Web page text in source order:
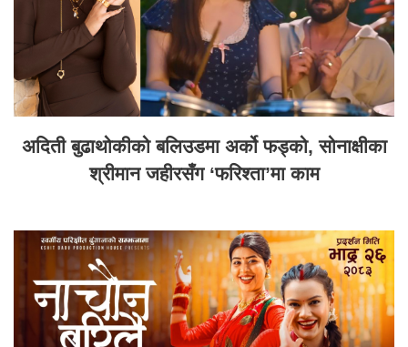
अदिती बुढाथोकीको बलिउडमा अर्को फड्को, सोनाक्षीका
श्रीमान जहीरसँग ‘फरिश्ता’मा काम